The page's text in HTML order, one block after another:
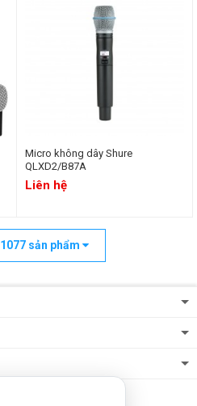
Micro không dây Shure
QLXD2/B87A
Liên hệ
1077 sản phẩm